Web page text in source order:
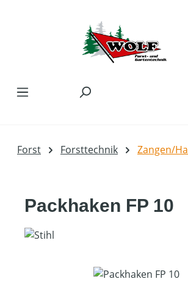
Forst Forsttechnik Zangen/
Packhaken FP 10
Bildergalerie überspringen